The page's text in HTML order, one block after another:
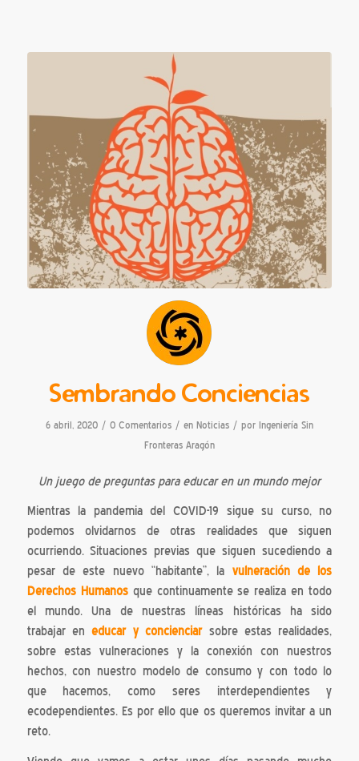
Sembrando Conciencias
6 abril, 2020 / 0 Comentarios / en Noticias / por Ingeniería Sin
Fronteras Aragón
Un juego de preguntas para educar en un mundo mejor
Mientras la pandemia del COVID-19 sigue su curso, no
podemos olvidarnos de otras realidades que siguen
ocurriendo. Situaciones previas que siguen sucediendo a
pesar de este nuevo “habitante”, la vulneración de los
Derechos Humanosque continuamente se realiza en todo
el mundo. Una de nuestras líneas históricas ha sido
trabajar eneducar y concienciarsobre estas realidades,
sobre estas vulneraciones y la conexión con nuestros
hechos, con nuestro modelo de consumo y con todo lo
que hacemos, como seres interdependientes y
ecodependientes. Es por ello que os queremos invitar a un
reto.